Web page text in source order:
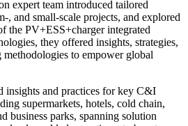
expert team introduced tailored
, and small-scale projects, and explored
the PV+ESS+charger integrated
they offered insights, strategies,
methodologies to empower global
insights and practices for key C&I
supermarkets, hotels, cold chain,
business parks, spanning solution